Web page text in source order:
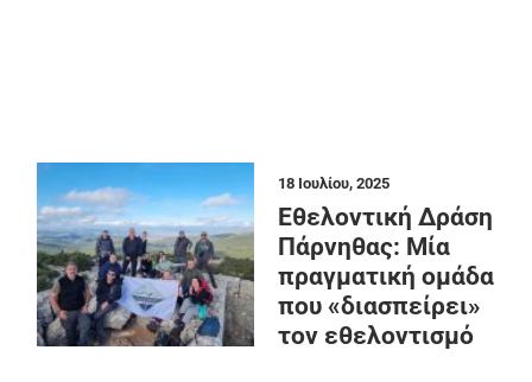
18 Ιουλίου, 2025
Εθελοντική Δράση
Πάρνηθας: Μία
πραγματική ομάδα
που «διασπείρει»
τον εθελοντισμό